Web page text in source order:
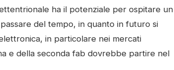
ha il potenziale per ospitare un
del tempo, in quanto in futuro si
in particolare nei mercati
e della seconda fab dovrebbe partire nel